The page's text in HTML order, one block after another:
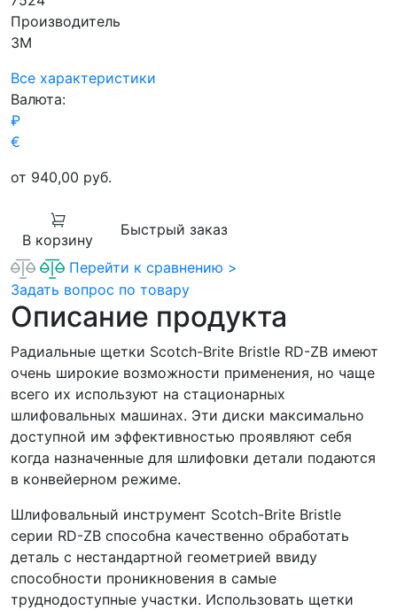
Производитель
3M
Все характеристики
Валюта:
₽
€
от 940,00 руб.
В корзину
Быстрый заказ
Перейти к сравнению >
Задать вопрос по товару
Описание продукта
Радиальные щетки Scotch-Brite Bristle RD-ZB имеют
очень широкие возможности применения, но чаще
всего их используют на стационарных
шлифовальных машинах. Эти диски максимально
доступной им эффективностью проявляют себя
когда назначенные для шлифовки детали подаются
в конвейерном режиме.
Шлифовальный инструмент Scotch-Brite Bristle
серии RD-ZB способна качественно обработать
деталь с нестандартной геометрией ввиду
способности проникновения в самые
труднодоступные участки. Использовать щетки